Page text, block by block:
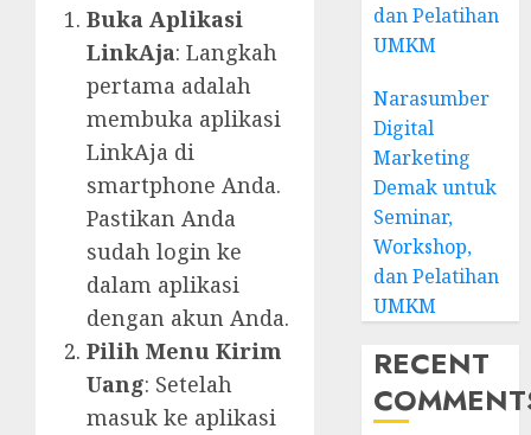
Buka Aplikasi
LinkAja: Langkah
pertama adalah
membuka aplikasi
LinkAja di
smartphone Anda.
Pastikan Anda
sudah login ke
dalam aplikasi
dengan akun Anda.
Pilih Menu Kirim
Uang: Setelah
masuk ke aplikasi
dan Pelatihan
UMKM
Narasumber
Digital
Marketing
Demak untuk
Seminar,
Workshop,
dan Pelatihan
UMKM
RECENT